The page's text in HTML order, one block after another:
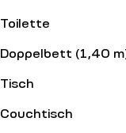
Toilette
Doppelbett (1,40
Tisch
Couchtisch